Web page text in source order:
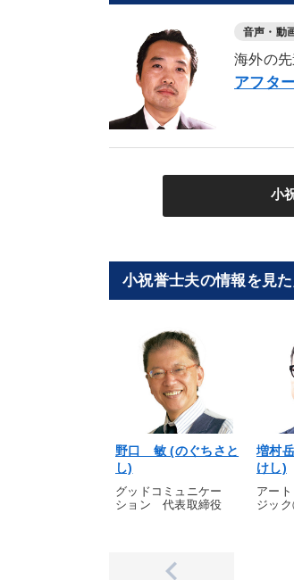
音声・動
海外の
アフタ
小
小祝誉士夫の情報を見
野口 敏 (のぐちさと
し)
グッドコミュニケー
ション 代表取締役
増村
けし)
アー
ジッ